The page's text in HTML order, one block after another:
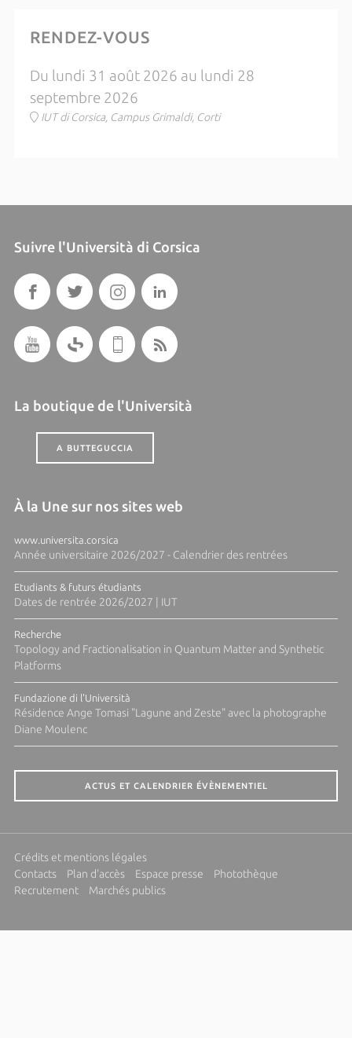
RENDEZ-VOUS
Du lundi 31 août 2026 au lundi 28
septembre 2026
IUT di Corsica, Campus Grimaldi, Corti
Suivre l'Università di Corsica
La boutique de l'Università
A BUTTEGUCCIA
À la Une sur nos sites web
www.universita.corsica
Année universitaire 2026/2027 - Calendrier des rentrées
Etudiants & futurs étudiants
Dates de rentrée 2026/2027 | IUT
Recherche
Topology and Fractionalisation in Quantum Matter and Synthetic
Platforms
Fundazione di l'Università
Résidence Ange Tomasi "Lagune and Zeste" avec la photographe
Diane Moulenc
ACTUS ET CALENDRIER ÉVÈNEMENTIEL
Crédits et mentions légales
Contacts
Plan d'accès Espace presse
Photothèque
Recrutement
Marchés publics